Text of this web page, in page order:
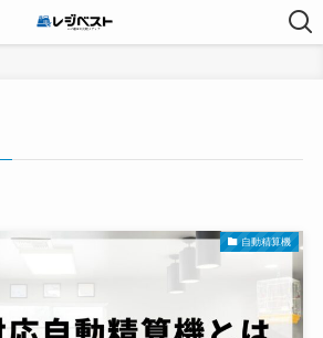
自動精算機